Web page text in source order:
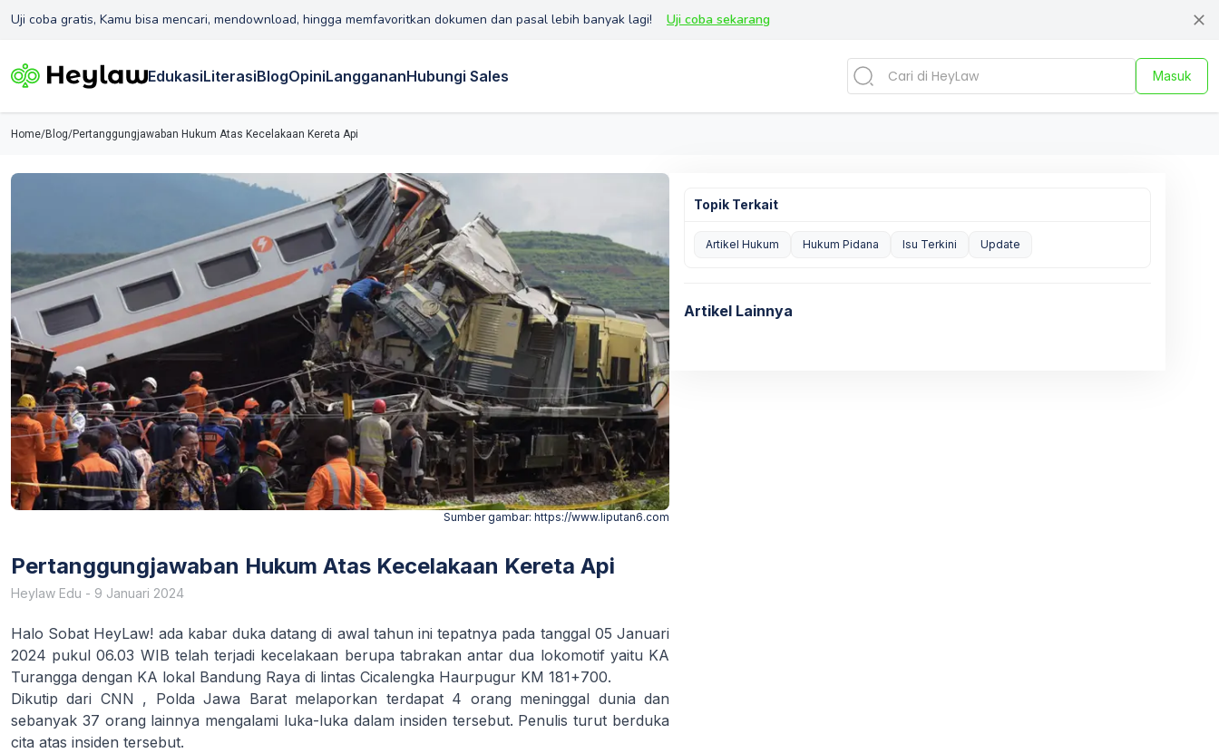
Uji coba gratis, Kamu bisa mencari, mendownload, hingga memfavoritkan dokumen dan pasal lebih banyak lagi! Uji coba sekarang
EdukasiLiterasiBlogOpiniLanggananHubungi Sales Masuk
Home/Blog/Pertanggungjawaban Hukum Atas Kecelakaan Kereta Api
Sumber gambar: https://www.liputan6.com
Pertanggungjawaban Hukum Atas Kecelakaan Kereta Api
Heylaw Edu - 9 Januari 2024
Halo Sobat HeyLaw! ada kabar duka datang di awal tahun ini tepatnya pada tanggal 05 Januari
2024 pukul 06.03 WIB telah terjadi kecelakaan berupa tabrakan antar dua lokomotif yaitu KA
Turangga dengan KA lokal Bandung Raya di lintas Cicalengka Haurpugur KM 181+700.
Dikutip dari CNN , Polda Jawa Barat melaporkan terdapat 4 orang meninggal dunia dan
sebanyak 37 orang lainnya mengalami luka-luka dalam insiden tersebut. Penulis turut berduka
cita atas insiden tersebut.
Topik Terkait
Artikel Hukum Hukum Pidana Isu Terkini Update
Artikel Lainnya